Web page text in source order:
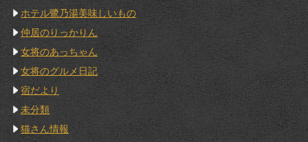
ホテル鷺乃湯美味しいもの
仲居のりっかりん
女将のあっちゃん
女将のグルメ日記
宿だより
未分類
猫さん情報